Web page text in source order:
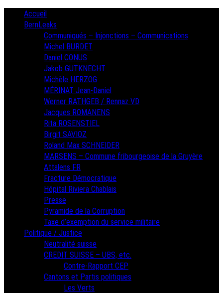
PrimaryAccueil
BernLeaks
Communiqués – Injonctions – Communications
Michel BURDET
Daniel CONUS
Jakob GUTKNECHT
Michèle HERZOG
MÉRINAT Jean-Daniel
Werner RATHGEB / Rennaz VD
Jacques ROMANENS
Rita ROSENSTIEL
Birgit SAVIOZ
Roland Max SCHNEIDER
MARSENS – Commune fribourgeoise de la Gruyère
Attalens FR
Fracture Démocratique
Hôpital Riviera Chablais
Presse
Pyramide de la Corruption
Taxe d’exemption du service militaire
Politique / Justice
Neutralité suisse
CREDIT SUISSE – UBS, etc.
Contre-Rapport CEP
Cantons et Partis politiques
Les Verts